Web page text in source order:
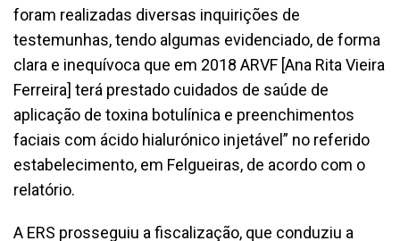
foram realizadas diversas inquirições de
testemunhas, tendo algumas evidenciado, de forma
clara e inequívoca que em 2018 ARVF [Ana Rita Vieira
Ferreira] terá prestado cuidados de saúde de
aplicação de toxina botulínica e preenchimentos
faciais com ácido hialurónico injetável” no referido
estabelecimento, em Felgueiras, de acordo com o
relatório.
A ERS prosseguiu a fiscalização, que conduziu a